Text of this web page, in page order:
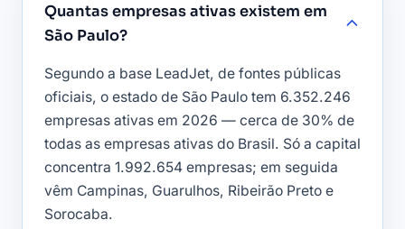
Quantas empresas ativas existem em
São Paulo?
Segundo a base LeadJet, de fontes públicas
oficiais, o estado de São Paulo tem 6.352.246
empresas ativas em 2026 — cerca de 30% de
todas as empresas ativas do Brasil. Só a capital
concentra 1.992.654 empresas; em seguida
vêm Campinas, Guarulhos, Ribeirão Preto e
Sorocaba.